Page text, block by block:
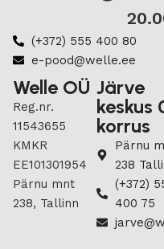
(+372) 555 400 80
e-pood@welle.ee
Welle OÜ
Reg.nr.
11543655
KMKR
EE101301954
Pärnu mnt
238, Tallinn
Järve
keskus
korrus
Pärnu
238
(+372)
400 75